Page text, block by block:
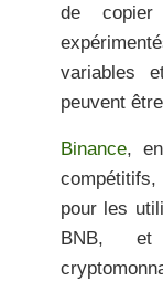
de
variables
peuvent
Binance,
compétitifs,
pour les
BNB,